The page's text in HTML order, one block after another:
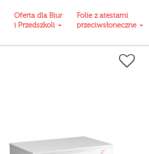
Oferta dla Biur
i Przedszkoli
Folie z atestami
przeciwsłoneczne